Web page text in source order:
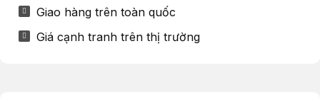
Giao hàng trên toàn quốc
Giá cạnh tranh trên thị trường